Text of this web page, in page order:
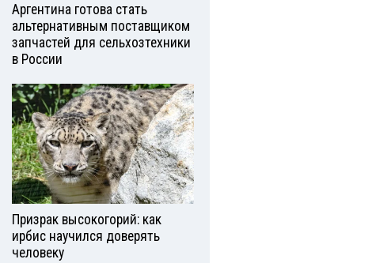
Аргентина готова стать
альтернативным поставщиком
запчастей для сельхозтехники
в России
Призрак высокогорий: как
ирбис научился доверять
человеку